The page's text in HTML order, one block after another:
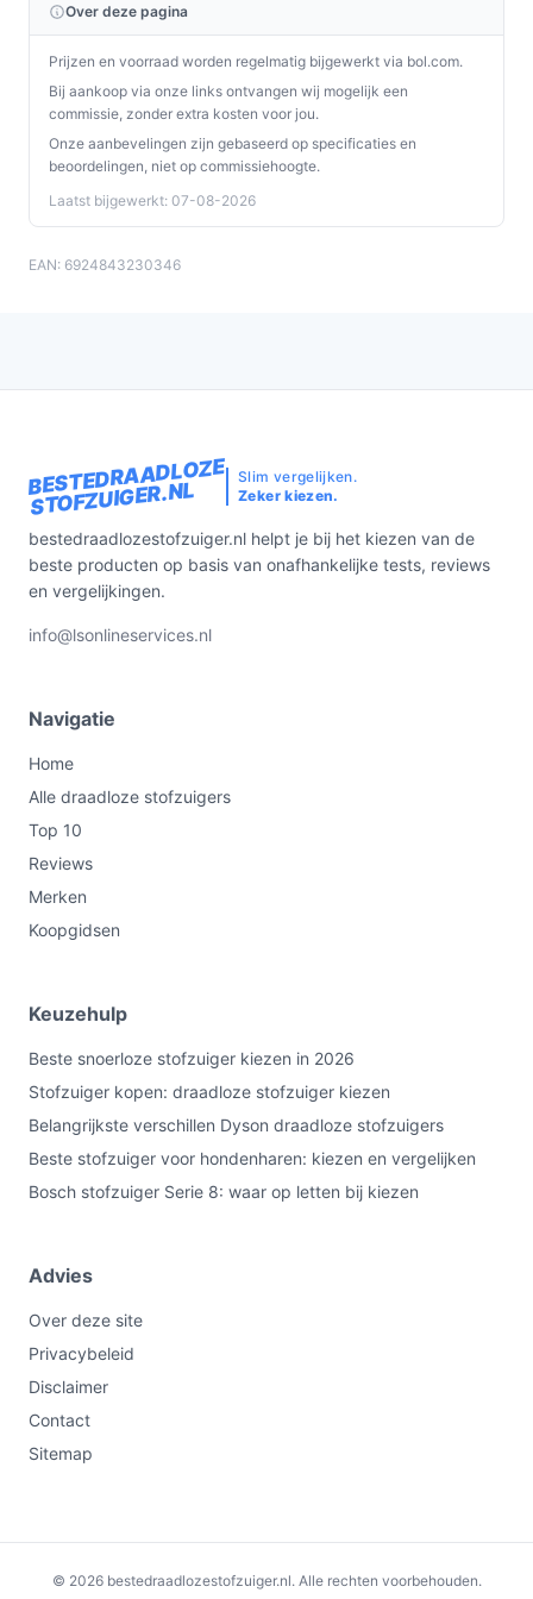
Over deze pagina
Prijzen en voorraad worden regelmatig bijgewerkt via bol.com.
Bij aankoop via onze links ontvangen wij mogelijk een
commissie, zonder extra kosten voor jou.
Onze aanbevelingen zijn gebaseerd op specificaties en
beoordelingen, niet op commissiehoogte.
Laatst bijgewerkt: 07-08-2026
EAN: 6924843230346
€109,00 Bekijk op bol.com
BESTEDRAADLOZE
STOFZUIGER.NL
Slim vergelijken.
Zeker kiezen.
bestedraadlozestofzuiger.nl helpt je bij het kiezen van de
beste producten op basis van onafhankelijke tests, reviews
en vergelijkingen.
info@lsonlineservices.nl
Navigatie
Home
Alle draadloze stofzuigers
Top 10
Reviews
Merken
Koopgidsen
Keuzehulp
Beste snoerloze stofzuiger kiezen in 2026
Stofzuiger kopen: draadloze stofzuiger kiezen
Belangrijkste verschillen Dyson draadloze stofzuigers
Beste stofzuiger voor hondenharen: kiezen en vergelijken
Bosch stofzuiger Serie 8: waar op letten bij kiezen
Advies
Over deze site
Privacybeleid
Disclaimer
Contact
Sitemap
© 2026 bestedraadlozestofzuiger.nl. Alle rechten voorbehouden.